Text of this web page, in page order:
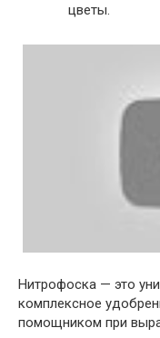
цветы.
Нитрофоска — это
комплексное
помощником при